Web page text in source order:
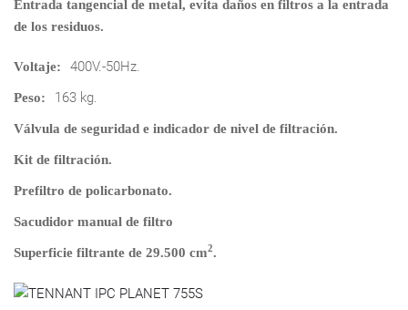
Entrada tangencial de metal, evita daños en filtros a la entrada
de los residuos.
Voltaje: 400V.-50Hz.
Peso: 163 kg.
Válvula de seguridad e indicador de nivel de filtración.
Kit de filtración.
Prefiltro de policarbonato.
Sacudidor manual de filtro
Superficie filtrante de 29.500 cm2.